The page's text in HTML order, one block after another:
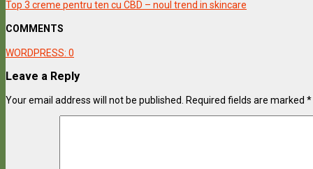
Top 3 creme pentru ten cu CBD – noul trend in skincare
COMMENTS
WORDPRESS: 0
Leave a Reply
Your email address will not be published. Required fields are marked *